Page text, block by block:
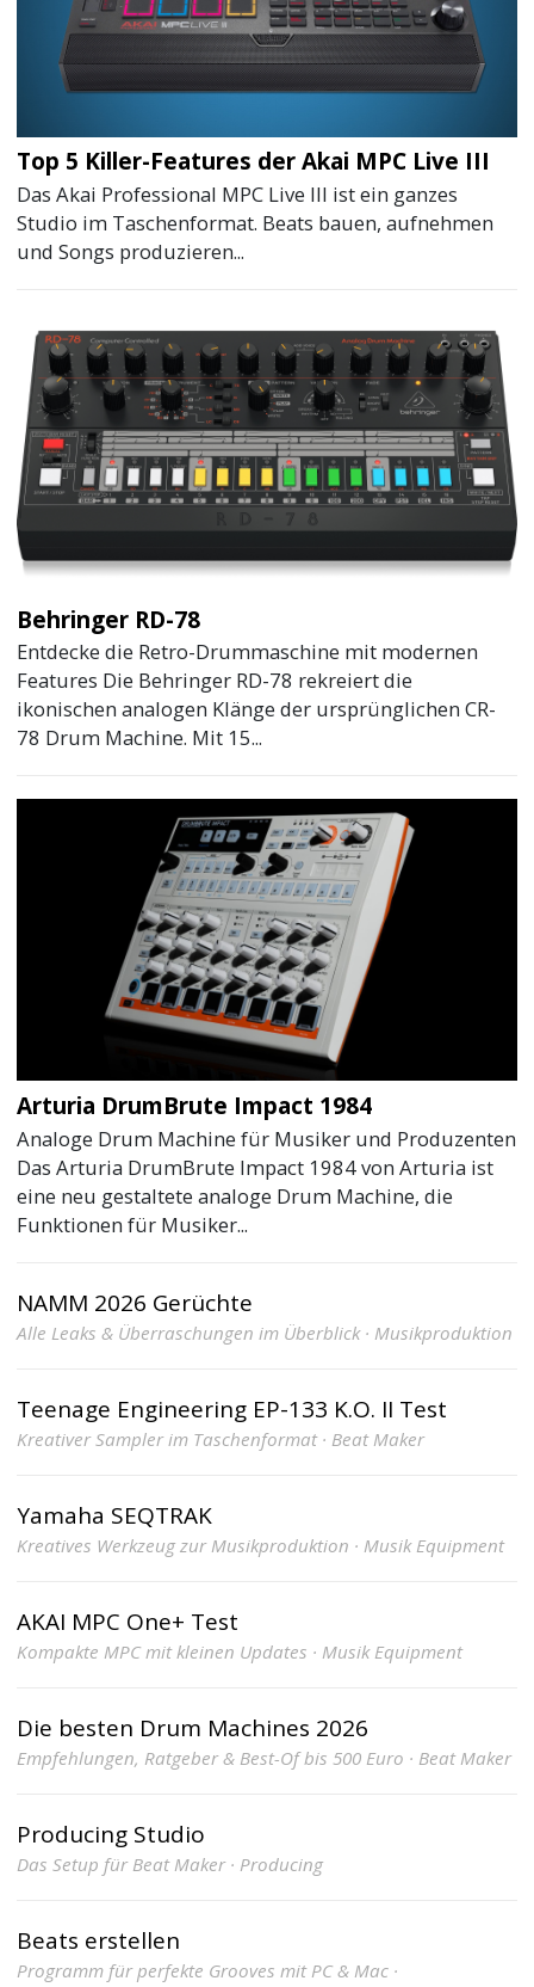
Top 5 Killer-Features der Akai MPC Live III
Das Akai Professional MPC Live III ist ein ganzes
Studio im Taschenformat. Beats bauen, aufnehmen
und Songs produzieren...
Behringer RD-78
Entdecke die Retro-Drummaschine mit modernen
Features Die Behringer RD-78 rekreiert die
ikonischen analogen Klänge der ursprünglichen CR-
78 Drum Machine. Mit 15...
Arturia DrumBrute Impact 1984
Analoge Drum Machine für Musiker und Produzenten
Das Arturia DrumBrute Impact 1984 von Arturia ist
eine neu gestaltete analoge Drum Machine, die
Funktionen für Musiker...
NAMM 2026 Gerüchte
Alle Leaks & Überraschungen im Überblick · Musikproduktion
Teenage Engineering EP-133 K.O. II Test
Kreativer Sampler im Taschenformat · Beat Maker
Yamaha SEQTRAK
Kreatives Werkzeug zur Musikproduktion · Musik Equipment
AKAI MPC One+ Test
Kompakte MPC mit kleinen Updates · Musik Equipment
Die besten Drum Machines 2026
Empfehlungen, Ratgeber & Best-Of bis 500 Euro · Beat Maker
Producing Studio
Das Setup für Beat Maker · Producing
Beats erstellen
Programm für perfekte Grooves mit PC & Mac ·